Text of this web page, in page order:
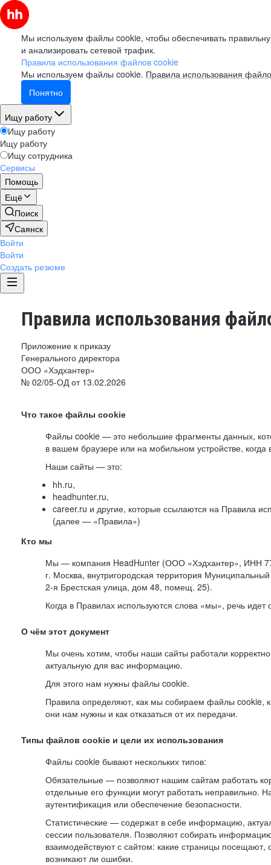
Мы используем файлы cookie, чтобы обеспечивать
и анализировать сетевой трафик.
Правила использования файлов cookie
Мы используем файлы cookie. Правила использования
Понятно
Ищу работу
Ищу работу
Ищу работу
Ищу сотрудника
Сервисы
Помощь
Ещё
Поиск
Саянск
Войти
Войти
Создать резюме
Правила использования
Приложение к приказу
Генерального директора
ООО «Хэдхантер»
№ 02/05-ОД от 13.02.2026
Что такое файлы cookie
Файлы cookie — это небольшие фрагменты данных,
в вашем браузере или на мобильном устройстве,
Наши сайты — это:
hh.ru,
headhunter.ru,
career.ru и другие, которые ссылаются на Правила
(далее — «Правила»)
Кто мы
Мы — компания HeadHunter (ООО «Хэдхантер», ИНН
г. Москва, внутригородская территория Муниципальный
2-я Брестская улица, дом 48, помещ. 25).
Когда в Правилах используются слова «мы», речь
О чём этот документ
Мы очень хотим, чтобы наши сайты работали
актуальную для вас информацию.
Для этого нам нужны файлы cookie.
Правила определяют, как мы собираем файлы cookie,
они нам нужны и как отказаться от их передачи.
Типы файлов cookie и цели их использования
Файлы cookie бывают нескольких типов:
Обязательные — позволяют нашим сайтам работать
отдельные его функции могут работать неправильно.
аутентификация или обеспечение безопасности.
Статистические — содержат в себе информацию,
сессии пользователя. Позволяют собирать
взаимодействуют с сайтом: какие страницы посещают,
возникают ли ошибки.